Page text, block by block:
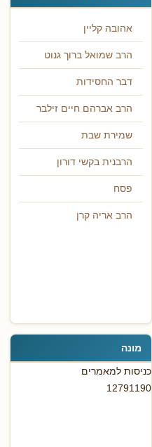
אהובה קליין
הרב שמואל ברוך גנוט
דבר החסידות
הרב אברהם חיים זילבר
שמירת שבת
הרבנית בקשי דורון
פסח
הרב אריה קרן
מונה
כניסות למאמרים
12791190